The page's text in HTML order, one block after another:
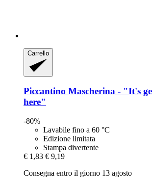
Carrello
Piccantino Mascherina -​ "It's
here"
-80%
Lavabile fino a 60 °C
Edizione limitata
Stampa divertente
€ 1,83 € 9,19
Consegna entro il giorno 13 agosto